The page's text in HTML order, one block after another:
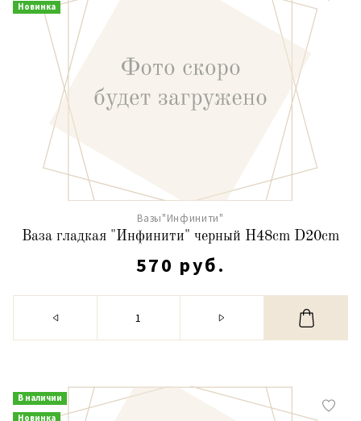
Новинка
Вазы"Инфинити"
Ваза гладкая "Инфинити" черный H48cm D20cm
570 руб.
В наличии
Новинка